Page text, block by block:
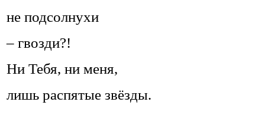
не подсолнухи
– гвозди?!
Ни Тебя, ни меня,
лишь распятые звёзды.